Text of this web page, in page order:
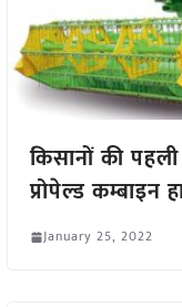
किसानों की
प्रोपेल्ड कम्बाइन
January 25, 2022